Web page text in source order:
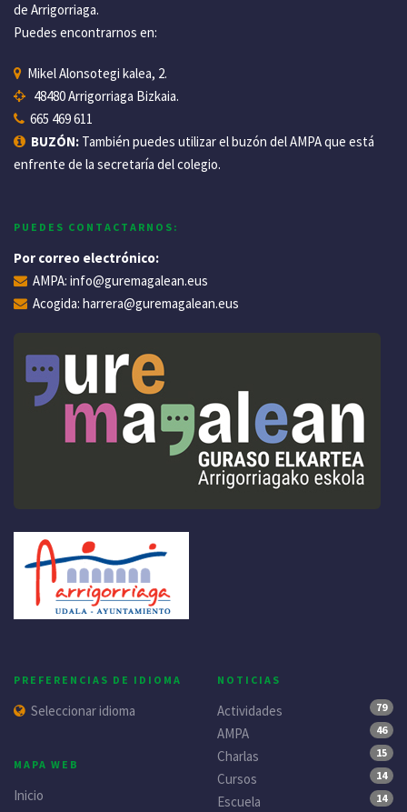
de Arrigorriaga.
Puedes encontrarnos en:
Mikel Alonsotegi kalea, 2.
48480 Arrigorriaga Bizkaia.
665 469 611
BUZÓN: También puedes utilizar el buzón del AMPA que está
enfrente de la secretaría del colegio.
PUEDES CONTACTARNOS:
Por correo electrónico:
AMPA: info@guremagalean.eus
Acogida: harrera@guremagalean.eus
PREFERENCIAS DE IDIOMA
Seleccionar idioma
MAPA WEB
Inicio
NOTICIAS
Actividades 79
AMPA 46
Charlas 15
Cursos 14
Escuela 14